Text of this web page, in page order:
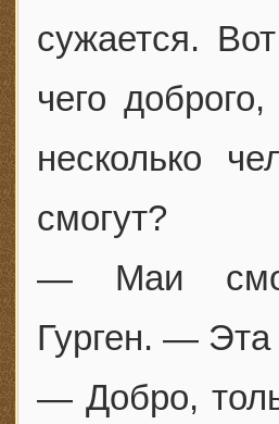
сужается.
чего
несколько
смогут?
— Маи
Гурген. —
— Добро,